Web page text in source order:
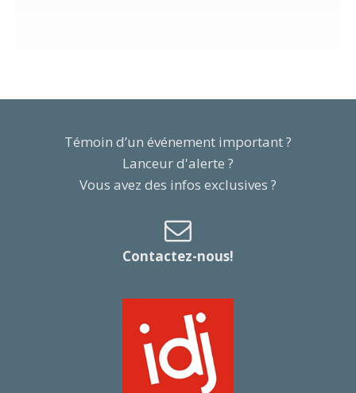
Témoin d’un événement important ?
Lanceur d'alerte ?
Vous avez des infos exclusives ?
Contactez-nous!